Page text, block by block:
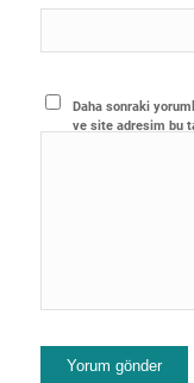
Daha sonraki
ve site adresim bu